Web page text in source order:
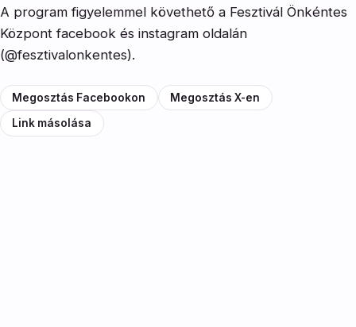
A program figyelemmel követhető a Fesztivál Önkéntes
Központ facebook és instagram oldalán
(@fesztivalonkentes).
Megosztás Facebookon Megosztás X-en
Link másolása